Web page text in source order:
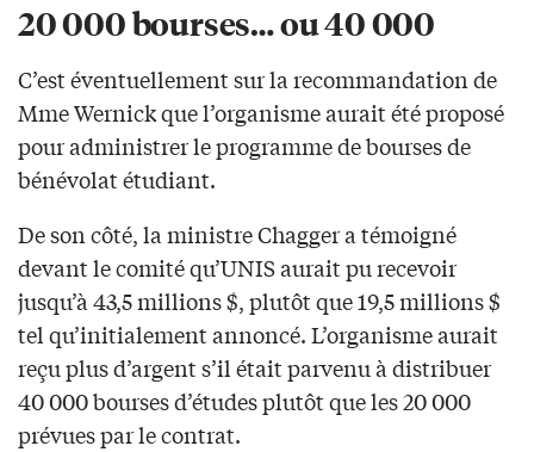
20 000 bourses… ou 40 000
C’est éventuellement sur la recommandation de
Mme Wernick que l’organisme aurait été proposé
pour administrer le programme de bourses de
bénévolat étudiant.
De son côté, la ministre Chagger a témoigné
devant le comité qu’UNIS aurait pu recevoir
jusqu’à 43,5 millions $, plutôt que 19,5 millions $
tel qu’initialement annoncé. L’organisme aurait
reçu plus d’argent s’il était parvenu à distribuer
40 000 bourses d’études plutôt que les 20 000
prévues par le contrat.